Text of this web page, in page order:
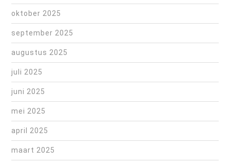
oktober 2025
september 2025
augustus 2025
juli 2025
juni 2025
mei 2025
april 2025
maart 2025